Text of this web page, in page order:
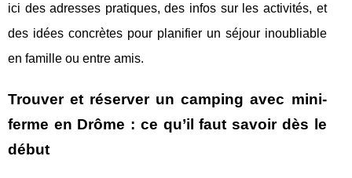
ici des adresses pratiques, des infos sur les activités, et
des idées concrètes pour planifier un séjour inoubliable
en famille ou entre amis.
Trouver et réserver un camping avec mini-
ferme en Drôme : ce qu’il faut savoir dès le
début